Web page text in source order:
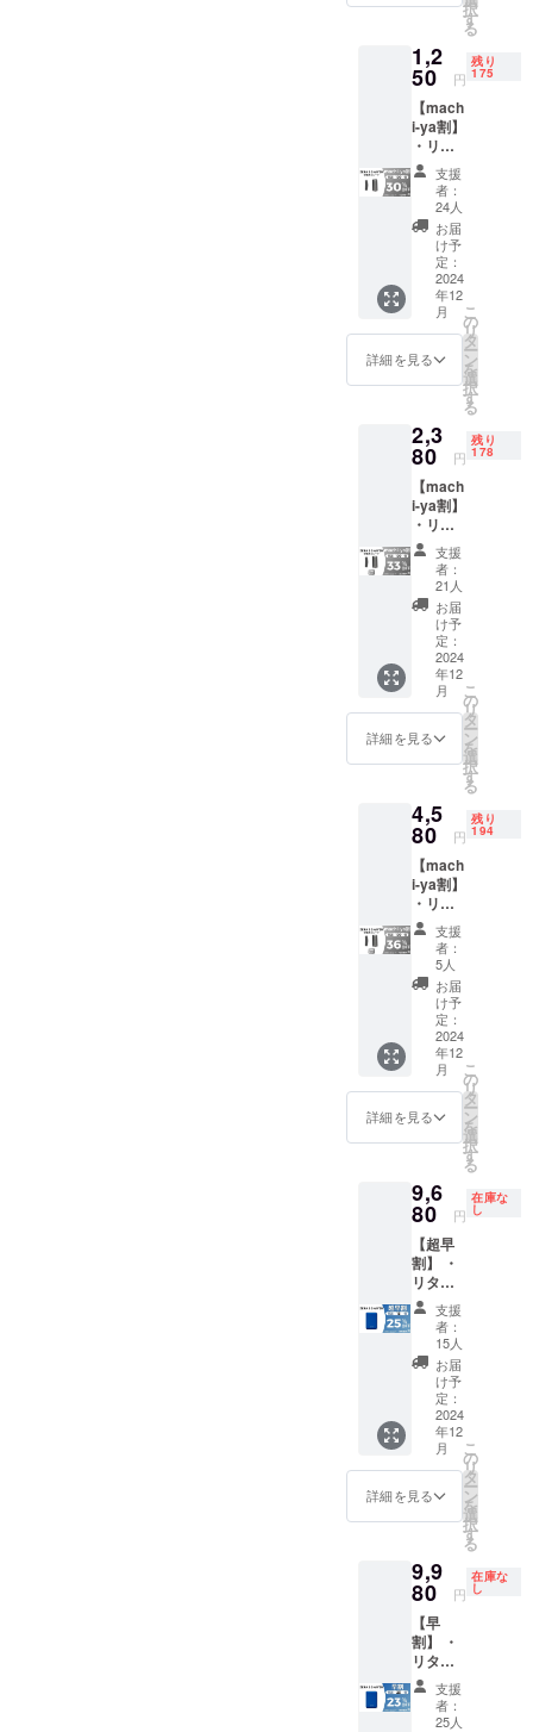
般販売
開始予
定で
す。
可能性
があり
ます。
ご了承
頂いた
上でご
支援頂
けます
様お願
い致し
ます。
2025年
01月頃
からオ
ンライ
ショッ
プなど
開始予
定で
す。
ます。
※皆様の
支援に
より量
産効率
が向上
した場
合、正
規販売
価格が
販売予
定価格
より下
がる可
能性も
ござい
ます。
可能性
があり
ます。
ご了承
頂いた
上でご
支援頂
けます
様お願
い致し
ます。
2025年
01月頃
からオ
ンライ
ショッ
プなど
開始予
定で
す。
ターン
て税・
送料込
みの金
額にな
りま
す。 ※
ご注文
状況、
使用部
材の供
給状
況、製
造工程
上の都
合等に
より出
荷時期
ます。
※皆様の
支援に
より量
産効率
が向上
した場
合、正
規販売
価格が
販売予
定価格
より下
がる可
能性も
ござい
ます。
可能性
があり
ます。
ご了承
頂いた
上でご
支援頂
けます
様お願
い致し
ます。
2025年
01月頃
からオ
ンライ
ショッ
プなど
開始予
定で
す。
択
す
る
1,2
50 円
残り
175
【mach
i-ya割】
・リ
ターン
内容：
ZERA S
SHAVE
R 交換
用ブ
レード
×１セッ
ト ・一
般販売
予定価
格：
1,780円
ンはす
べて
税・送
料込み
の金額
になり
ます。
※ご注文
状況、
使用部
材の供
給状
況、製
造工程
上の都
合等に
より出
があり
ます。
※皆様の
支援に
より量
産効率
が向上
した場
合、正
規販売
価格が
販売予
定価格
より下
がる可
能性も
ござい
生する
可能性
があり
ます。
ご了承
頂いた
上でご
支援頂
けます
様お願
い致し
ます。
2025年
01月頃
からオ
ン
ショッ
般販売
開始予
定で
す。
支援
者：
24人
お届
け予
定：
2024
年12
月
詳細を見る
こ
の
リ
タ
ー
ン
を
選
択
す
る
2,3
80 円
残り
178
【mach
i-ya割】
・リ
ターン
内容：
ZERA S
SHAVE
R 交換
用ブ
レード
×２セッ
ト ・一
般販売
予定価
格：
3,560円
ンはす
べて
税・送
料込み
の金額
になり
ます。
※ご注文
状況、
使用部
材の供
給状
況、製
造工程
上の都
合等に
より出
があり
ます。
※皆様の
支援に
より量
産効率
が向上
した場
合、正
規販売
価格が
販売予
定価格
より下
がる可
能性も
ござい
生する
可能性
があり
ます。
ご了承
頂いた
上でご
支援頂
けます
支援
者：
21人
お届
け予
定：
2024
年12
月
詳細を見る
こ
の
リ
タ
ー
ン
を
選
択
す
る
4,5
80 円
残り
194
【mach
i-ya割】
・リ
ターン
内容：
ZERA S
SHAVE
R 交換
用ブ
レード
×４セッ
ト ・一
般販売
予定価
格：
7,120円
ンはす
べて
税・送
料込み
の金額
になり
ます。
※ご注文
状況、
使用部
材の供
給状
況、製
造工程
上の都
合等に
より出
があり
ます。
※皆様の
支援に
より量
産効率
が向上
した場
合、正
支援
者：
5人
お届
け予
定：
2024
年12
月
詳細を見る
こ
の
リ
タ
ー
ン
を
選
択
す
る
9,6
80 円
在庫な
し
【超早
割】 ・
リター
ン内
容：
ZERA S
SHAVE
R ×１
セット
・一般
販売予
定価
格：
12,980
円 ※リ
ターン
て税・
送料込
みの金
額にな
りま
す。 ※
ご注文
状況、
使用部
支援
者：
15人
お届
け予
定：
2024
年12
月
詳細を見る
こ
の
リ
タ
ー
ン
を
選
択
す
る
9,9
80 円
在庫な
し
【早
割】 ・
リター
ン内
容：
ZERA S
支援
者：
25人